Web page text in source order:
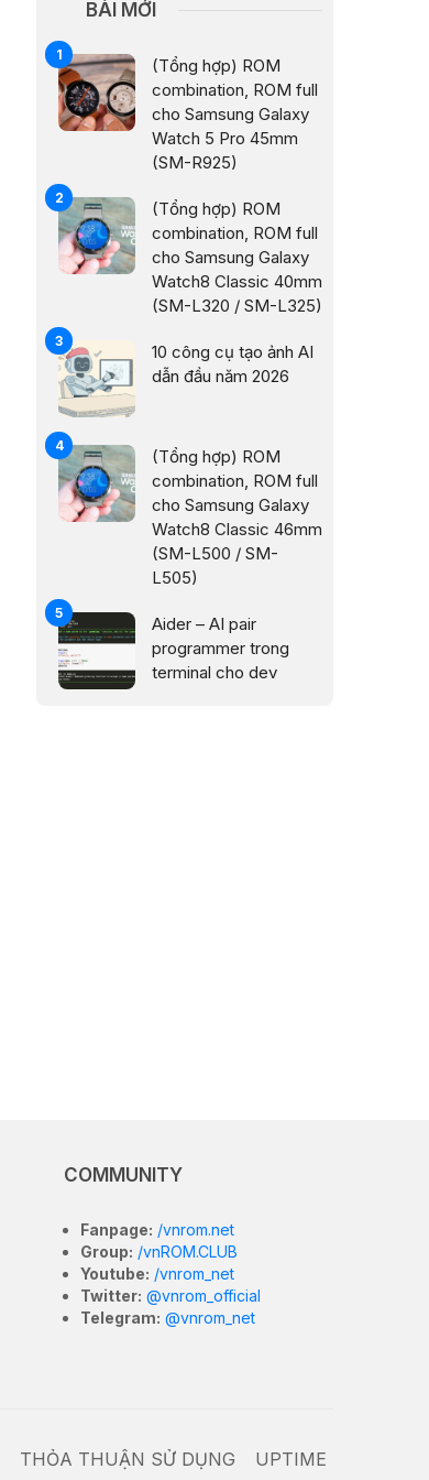
BÀI MỚI
(Tổng hợp) ROM
combination, ROM full
cho Samsung Galaxy
Watch 5 Pro 45mm
(SM-R925)
(Tổng hợp) ROM
combination, ROM full
cho Samsung Galaxy
Watch8 Classic 40mm
(SM-L320 / SM-L325)
10 công cụ tạo ảnh AI
dẫn đầu năm 2026
(Tổng hợp) ROM
combination, ROM full
cho Samsung Galaxy
Watch8 Classic 46mm
(SM-L500 / SM-
L505)
Aider – AI pair
programmer trong
terminal cho dev
COMMUNITY
Fanpage: /vnrom.net
Group: /vnROM.CLUB
Youtube: /vnrom_net
Twitter: @vnrom_official
Telegram: @vnrom_net
THỎA THUẬN SỬ DỤNG UPTIME